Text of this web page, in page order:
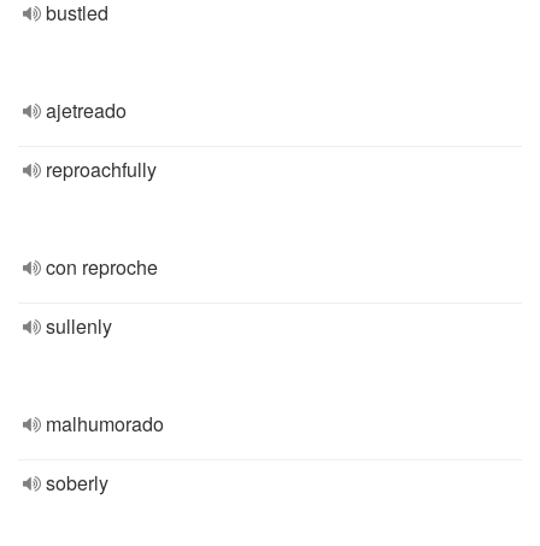
bustled
ajetreado
reproachfully
con reproche
sullenly
malhumorado
soberly